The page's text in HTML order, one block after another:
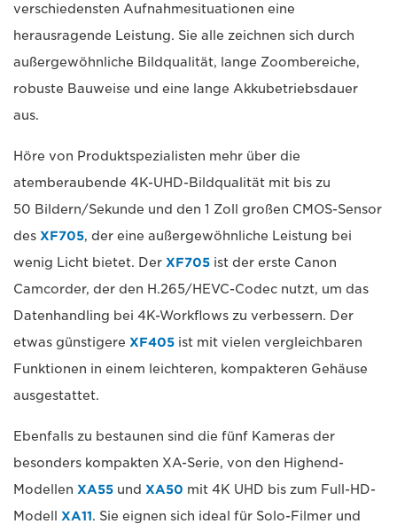
verschiedensten Aufnahmesituationen eine
herausragende Leistung. Sie alle zeichnen sich durch
außergewöhnliche Bildqualität, lange Zoombereiche,
robuste Bauweise und eine lange Akkubetriebsdauer
aus.
Höre von Produktspezialisten mehr über die
atemberaubende 4K-UHD-Bildqualität mit bis zu
50 Bildern/Sekunde und den 1 Zoll großen CMOS-Sensor
des XF705, der eine außergewöhnliche Leistung bei
wenig Licht bietet. Der XF705 ist der erste Canon
Camcorder, der den H.265/HEVC-Codec nutzt, um das
Datenhandling bei 4K-Workflows zu verbessern. Der
etwas günstigere XF405 ist mit vielen vergleichbaren
Funktionen in einem leichteren, kompakteren Gehäuse
ausgestattet.
Ebenfalls zu bestaunen sind die fünf Kameras der
besonders kompakten XA-Serie, von den Highend-
Modellen XA55 und XA50 mit 4K UHD bis zum Full-HD-
Modell XA11. Sie eignen sich ideal für Solo-Filmer und